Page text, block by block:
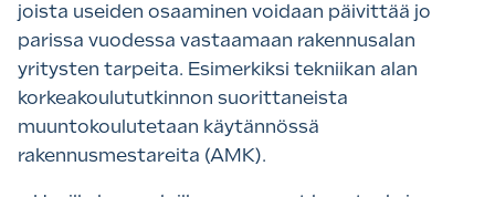
joista useiden osaaminen voidaan päivittää jo
parissa vuodessa vastaamaan rakennusalan
yritysten tarpeita. Esimerkiksi tekniikan alan
korkeakoulututkinnon suorittaneista
muuntokoulutetaan käytännössä
rakennusmestareita (AMK).